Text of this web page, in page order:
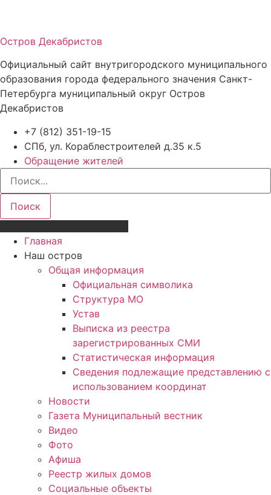
Остров Декабристов
Официальный сайт внутригородского муниципального
образования города федерального значения Санкт-
Петербурга муниципальный округ Остров
Декабристов
+7 (812) 351-19-15
СПб, ул. Кораблестроителей д.35 к.5
Обращение жителей
Поиск
Главная
Наш остров
Общая информация
Официальная символика
Структура МО
Устав
Выписка из реестра
зарегистрированных СМИ
Статистическая информация
Сведения подлежащие представлению с
использованием координат
Новости
Газета Муниципальный вестник
Видео
Фото
Афиша
Реестр жилых домов
Социальные объекты